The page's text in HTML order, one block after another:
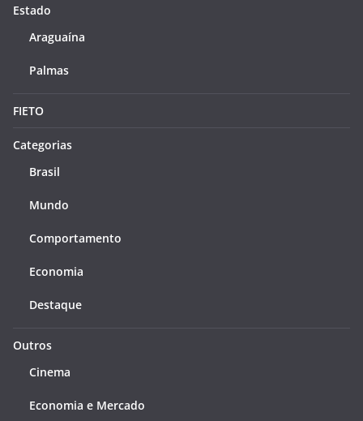
Estado
Araguaína
Palmas
FIETO
Categorias
Brasil
Mundo
Comportamento
Economia
Destaque
Outros
Cinema
Economia e Mercado